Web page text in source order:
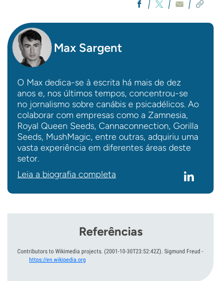
Max Sargent
O Max dedica-se à escrita há mais de dez
anos e, nos últimos tempos, concentrou-se
no jornalismo sobre canábis e psicadélicos. Ao
colaborar com empresas como a Zamnesia,
Royal Queen Seeds, Cannaconnection, Gorilla
Seeds, MushMagic, entre outras, adquiriu uma
vasta experiência em diferentes áreas deste
setor.
Leia a biografia completa
Referências
Contributors to Wikimedia projects. (2001-10-30T23:52:42Z). Sigmund Freud -
https://en.wikipedia.org